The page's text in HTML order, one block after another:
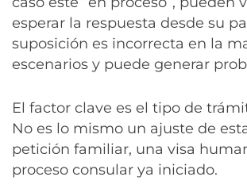
esperar la respuesta desde su
suposición es incorrecta en la
escenarios y puede generar
El factor clave es el tipo de
No es lo mismo un ajuste de
petición familiar, una visa
proceso consular ya iniciado.